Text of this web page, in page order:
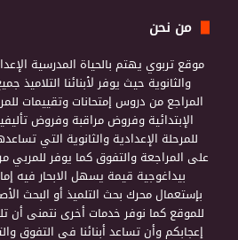
من نحن
موقع تربوي يهتم بالحياة المدرسية
والثانوية حيث يوفر لأبنائنا التلاميذ
المراجع من دروس إمتحانات وتقييمات
الإبتدائية وفروض مراقبة وفروض
للمرحلة الإعدادية والثانوية التي
على المراجعة والتفوق كما يوفر للمربي
بيداغوجية قيمة يسهل الابحار فيه إما
بإستعمال محرك بحث التلميذ أو البحث
للموقع كما نوفر خدمات أخرى نتمنى أن
إعجابكم وأن تساعد أبنائنا في التفوق